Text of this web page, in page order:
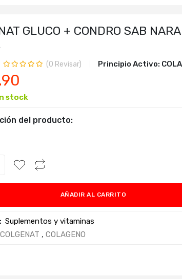
GLUCO + CONDRO SAB
(0 Revisar) Principio Activo:
stock
del producto:
AÑADIR AL CARRITO
Suplementos y vitaminas
COLGENAT , COLAGENO